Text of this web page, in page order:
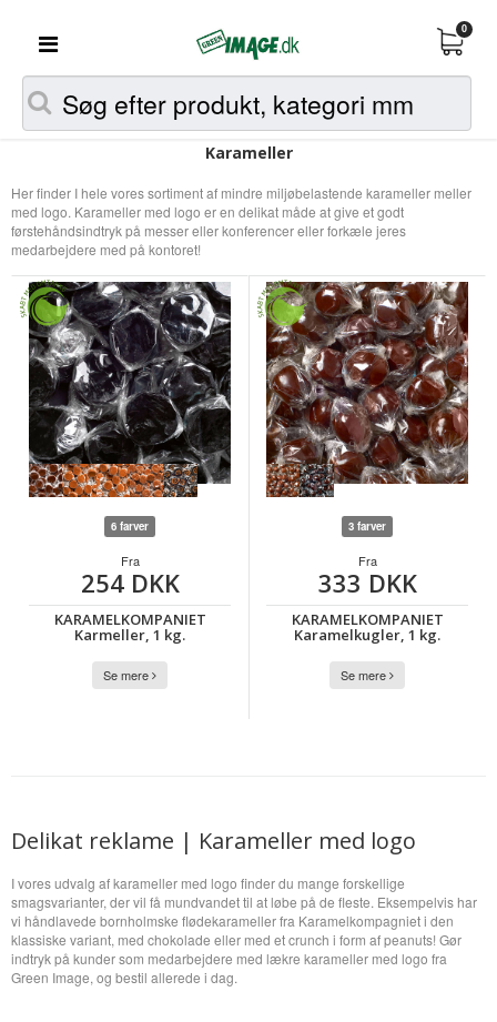
0
Karameller
Her finder I hele vores sortiment af mindre miljøbelastende karameller meller
med logo. Karameller med logo er en delikat måde at give et godt
førstehåndsindtryk på messer eller konferencer eller forkæle jeres
medarbejdere med på kontoret!
6 farver
Fra
254 DKK
KARAMELKOMPANIET
Karmeller, 1 kg.
Se mere
3 farver
Fra
333 DKK
KARAMELKOMPANIET
Karamelkugler, 1 kg.
Se mere
Delikat reklame | Karameller med logo
I vores udvalg af karameller med logo finder du mange forskellige
smagsvarianter, der vil få mundvandet til at løbe på de fleste. Eksempelvis har
vi håndlavede bornholmske flødekarameller fra Karamelkompagniet i den
klassiske variant, med chokolade eller med et crunch i form af peanuts! Gør
indtryk på kunder som medarbejdere med lækre karameller med logo fra
Green Image, og bestil allerede i dag.